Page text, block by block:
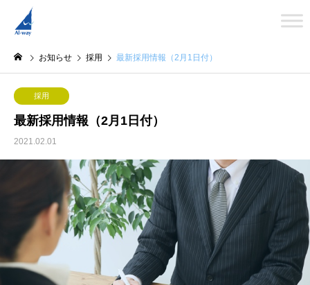
お知らせ 採用 最新採用情報（2月1日付）
採用
最新採用情報（2月1日付）
2021.02.01